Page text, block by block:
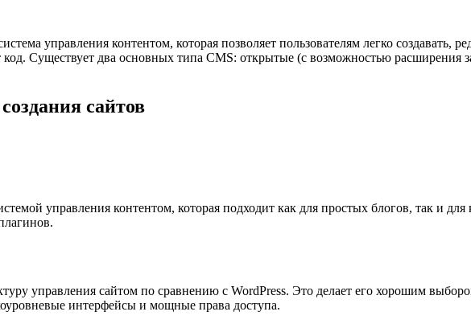
управления контентом, которая позволяет пользователям легко создавать,
код. Существует два основных типа CMS: открытые (с возможностью
сайтов
управления контентом, которая подходит как для простых блогов, так и
управления сайтом по сравнению с WordPress. Это делает его хорошим
интерфейсы и мощные права доступа.